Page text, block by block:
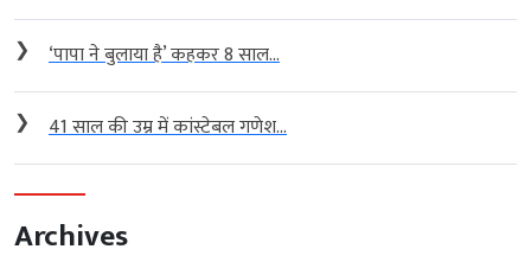
❯ ‘पापा ने बुलाया है’ कहकर 8 साल...
❯ 41 साल की उम्र में कांस्टेबल गणेश...
Archives